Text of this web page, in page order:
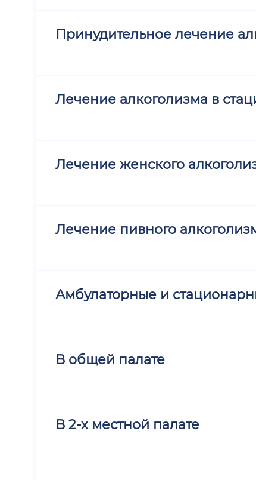
Принудительное лечение
Лечение алкоголизма в
Лечение женского
Лечение пивного
Амбулаторные и
В общей палате
В 2-х местной палате